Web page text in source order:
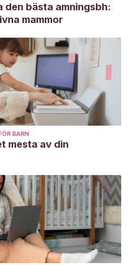
bästa amningsbh:
mammor
BARN
mesta av din